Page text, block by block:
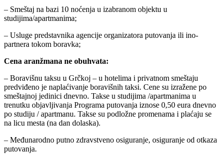
– Smeštaj na bazi 10 noćenja u izabranom objektu u
studijima/apartmanima;
– Usluge predstavnika agencije organizatora putovanja ili ino-
partnera tokom boravka;
Cena aranžmana ne obuhvata:
– Boravišnu taksu u Grčkoj – u hotelima i privatnom smeštaju
predviđeno je naplaćivanje boravišnih taksi. Cene su izražene po
smeštajnoj jedinici dnevno. Takse u studijima /apartmanima u
trenutku objavljivanja Programa putovanja iznose 0,50 eura dnevno
po studiju / apartmanu. Takse su podložne promenama i plaćaju se
na licu mesta (na dan dolaska).
– Međunarodno putno zdravstveno osiguranje, osiguranje od otkaza
putovanja.